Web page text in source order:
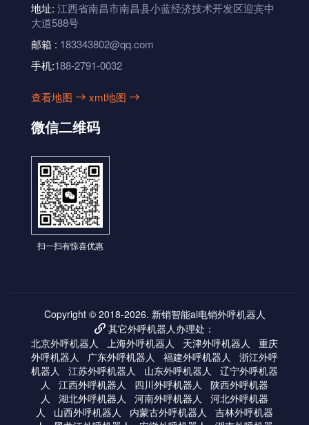
地址: 江西省南昌市南昌县小蓝经济技术开发区迎宾中
大道588号
邮箱 : 183343802@qq.com
手机:188-2791-0032
查看地图  xml地图 
微信二维码
扫一扫有惊喜优惠
Copyright © 2018-2026. 新销智能ai电销外呼机器人
 其它外呼机器人办理处：
北京外呼机器人
上海外呼机器人 天津外呼机器人
重庆
外呼机器人
广东外呼机器人 福建外呼机器人
浙江外呼
机器人
江苏外呼机器人 山东外呼机器人
辽宁外呼机器
人
江西外呼机器人 四川外呼机器人
陕西外呼机器
人
湖北外呼机器人 河南外呼机器人
河北外呼机器
人
山西外呼机器人 内蒙古外呼机器人
吉林外呼机器